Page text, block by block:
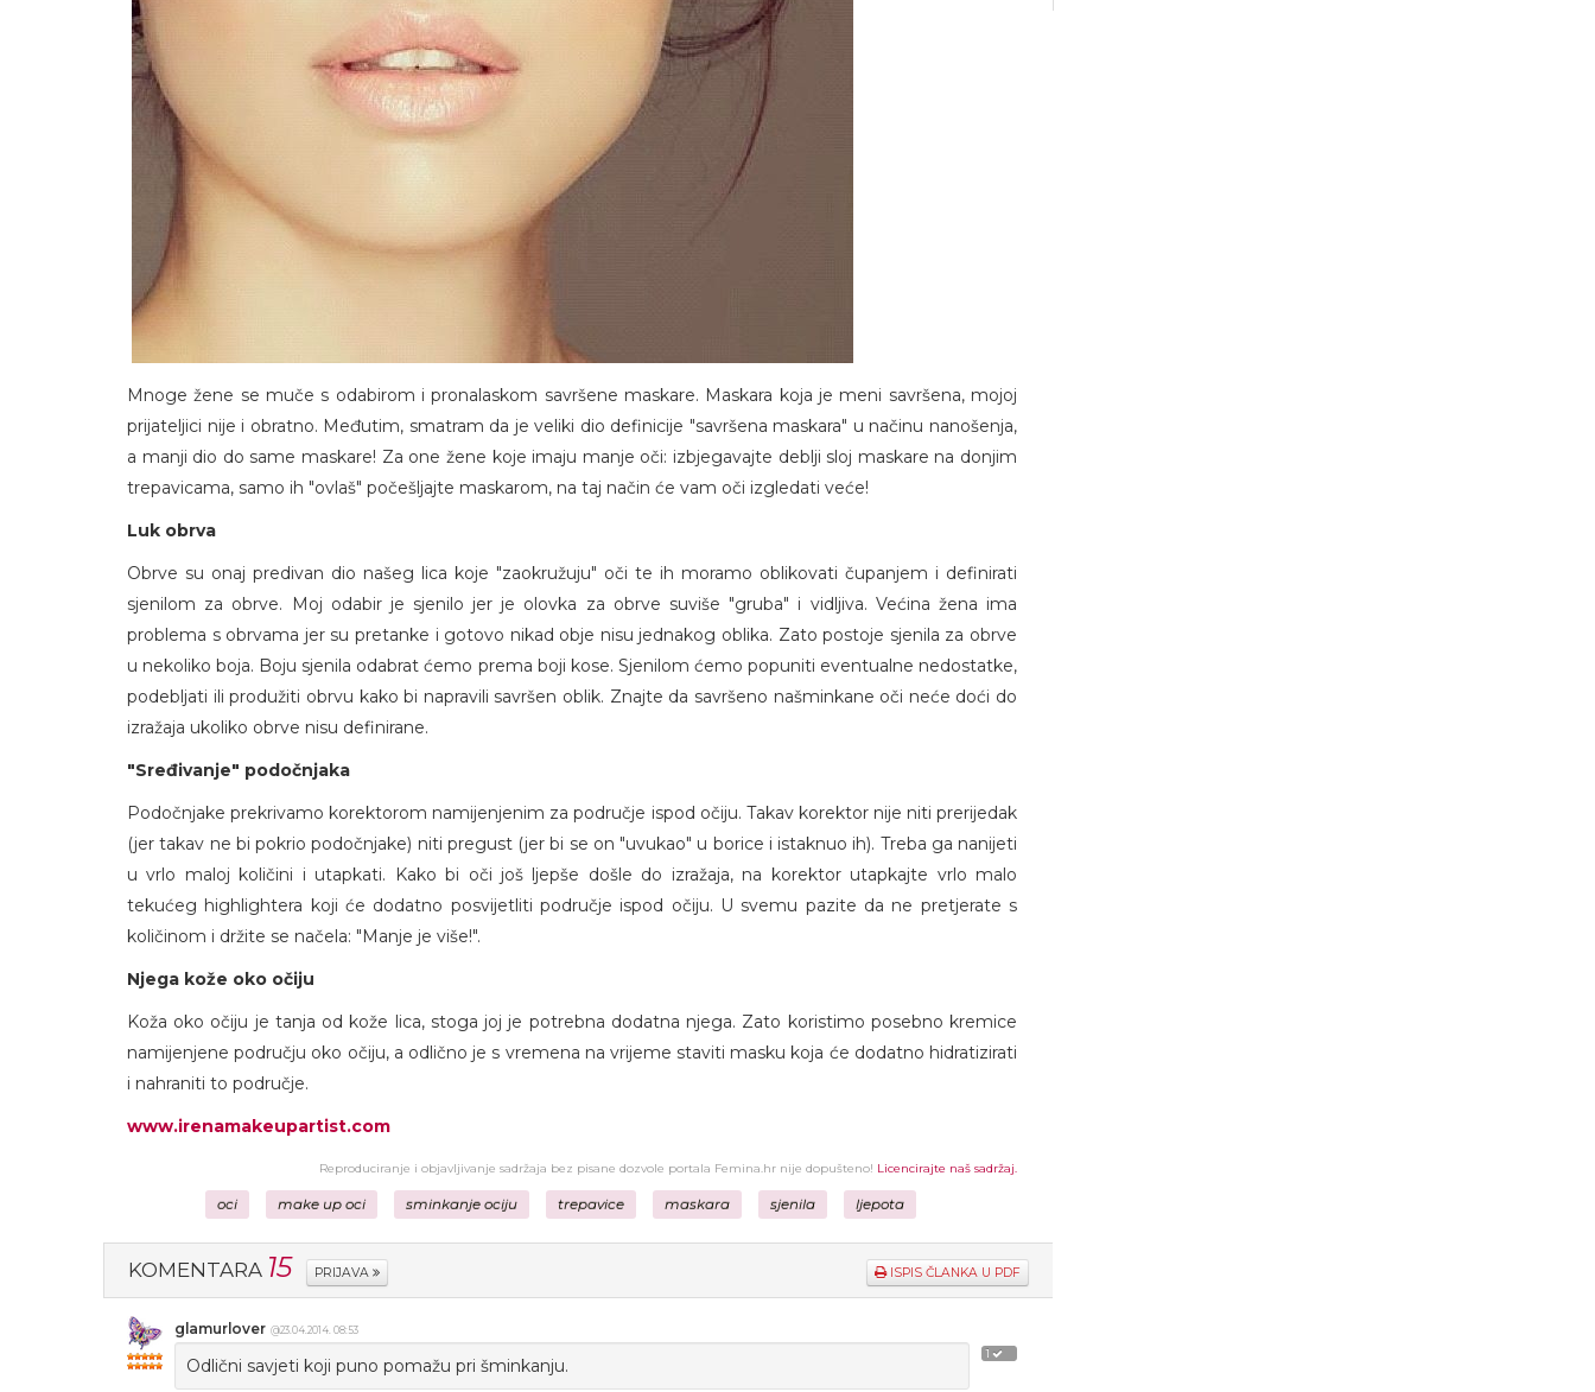
Mnoge žene se muče s odabirom i pronalaskom savršene maskare. Maskara koja je meni savršena, mojoj
prijateljici nije i obratno. Međutim, smatram da je veliki dio definicije "savršena maskara" u načinu nanošenja,
a manji dio do same maskare! Za one žene koje imaju manje oči: izbjegavajte deblji sloj maskare na donjim
trepavicama, samo ih "ovlaš" počešljajte maskarom, na taj način će vam oči izgledati veće!
Luk obrva
Obrve su onaj predivan dio našeg lica koje "zaokružuju" oči te ih moramo oblikovati čupanjem i definirati
sjenilom za obrve. Moj odabir je sjenilo jer je olovka za obrve suviše "gruba" i vidljiva. Većina žena ima
problema s obrvama jer su pretanke i gotovo nikad obje nisu jednakog oblika. Zato postoje sjenila za obrve
u nekoliko boja. Boju sjenila odabrat ćemo prema boji kose. Sjenilom ćemo popuniti eventualne nedostatke,
podebljati ili produžiti obrvu kako bi napravili savršen oblik. Znajte da savršeno našminkane oči neće doći do
izražaja ukoliko obrve nisu definirane.
"Sređivanje" podočnjaka
Podočnjake prekrivamo korektorom namijenjenim za područje ispod očiju. Takav korektor nije niti prerijedak
(jer takav ne bi pokrio podočnjake) niti pregust (jer bi se on "uvukao" u borice i istaknuo ih). Treba ga nanijeti
u vrlo maloj količini i utapkati. Kako bi oči još ljepše došle do izražaja, na korektor utapkajte vrlo malo
tekućeg highlightera koji će dodatno posvijetliti područje ispod očiju. U svemu pazite da ne pretjerate s
količinom i držite se načela: "Manje je više!".
Njega kože oko očiju
Koža oko očiju je tanja od kože lica, stoga joj je potrebna dodatna njega. Zato koristimo posebno kremice
namijenjene području oko očiju, a odlično je s vremena na vrijeme staviti masku koja će dodatno hidratizirati
i nahraniti to područje.
www.irenamakeupartist.com
Reproduciranje i objavljivanje sadržaja bez pisane dozvole portala Femina.hr nije dopušteno! Licencirajte naš sadržaj.
oci make up oci sminkanje ociju trepavice maskara sjenila ljepota
KOMENTARA 15 PRIJAVA ISPIS ČLANKA U PDF
1
glamurlover @23.04.2014. 08:53
Odlični savjeti koji puno pomažu pri šminkanju.